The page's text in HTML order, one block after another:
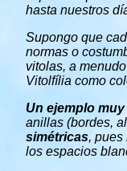
hasta nuestros
Supongo que
normas o
vitolas, a
Vitolfília como
Un ejemplo
anillas (bordes,
simétricas, pues
los espacios